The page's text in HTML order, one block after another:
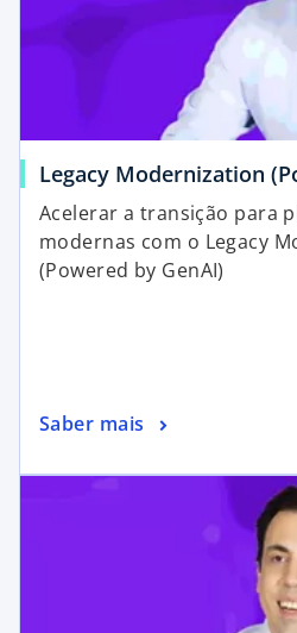
Legacy Modernization
Acelerar a transição para
modernas com o Legacy
(Powered by GenAI)
Saber mais